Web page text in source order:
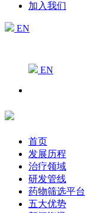
加入我们
EN
EN
首页
发展历程
治疗领域
研发管线
药物筛选平台
五大优势